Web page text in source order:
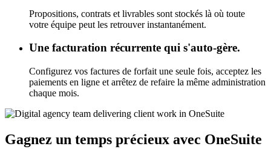
Propositions, contrats et livrables sont stockés là où toute
votre équipe peut les retrouver instantanément.
Une facturation récurrente qui s'auto-gère.
Configurez vos factures de forfait une seule fois, acceptez les
paiements en ligne et arrêtez de refaire la même administration
chaque mois.
Gagnez un temps précieux avec OneSuite